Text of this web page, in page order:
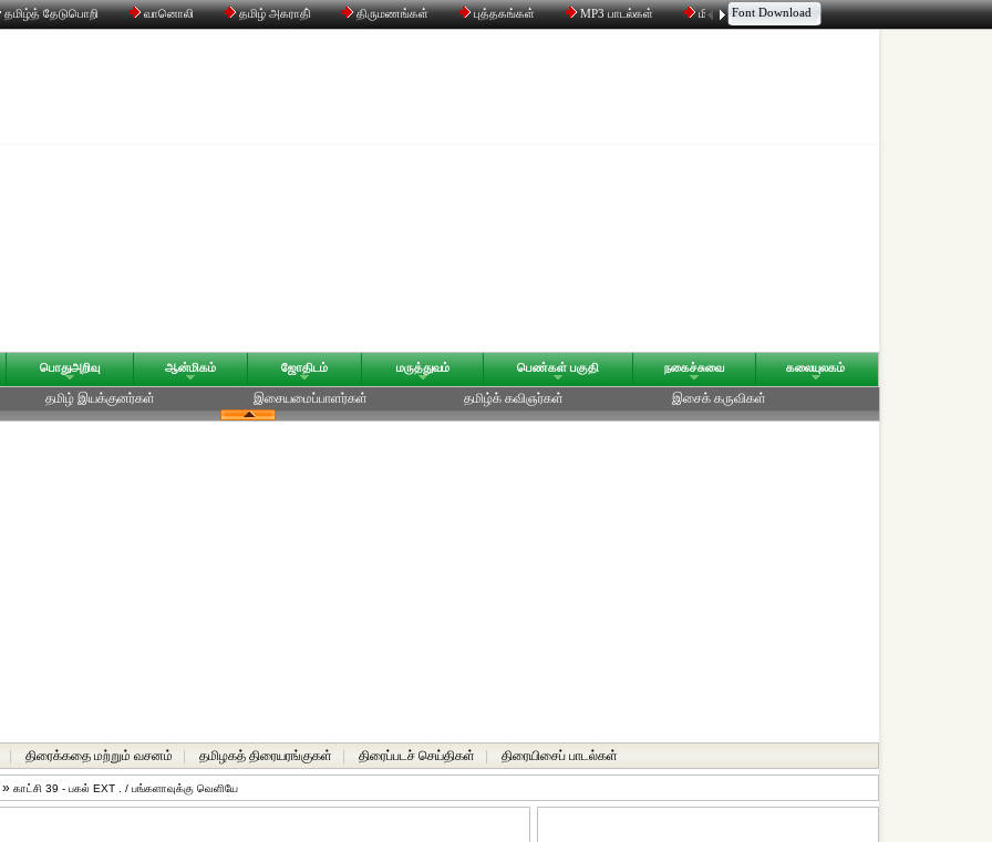
தமிழ்த் தேடுபொறி வானொலி தமிழ் அகராதி் திருமணங்கள் புத்தகங்கள் MP3 பாடல்கள் மின்னஞ்சல் திரட்டி உரையாடல்
Font Download
பொதுஅறிவு ஆன்மிகம் ஜோதிடம் மருத்துவம் பெண்கள் பகுதி நகைச்சுவை கலையுலகம்
தமிழ் இயக்குனர்கள் இசையமைப்பாளர்கள் தமிழ்க் கவிஞர்கள் இசைக் கருவிகள்
திரைக்கதை மற்றும் வசனம் தமிழகத் திரையரங்குகள் திரைப்படச் செய்திகள் திரையிசைப் பாடல்கள்
» காட்சி 39 - பகல் EXT . / பங்களாவுக்கு வெளியே